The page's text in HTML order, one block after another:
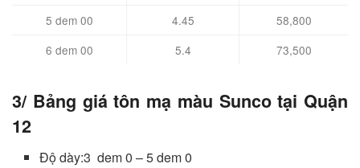
5 dem 00
4.45
58,800
6 dem 00
5.4 73,500
3/ Bảng giá tôn mạ màu Sunco tại Quận
12
Độ dày:3 dem 0 – 5 dem 0